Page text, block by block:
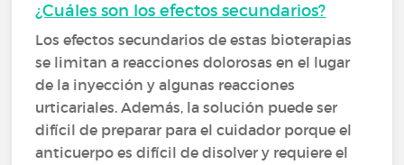
¿Cuáles son los efectos secundarios?
Los efectos secundarios de estas bioterapias
se limitan a reacciones dolorosas en el lugar
de la inyección y algunas reacciones
urticariales. Además, la solución puede ser
difícil de preparar para el cuidador porque el
anticuerpo es difícil de disolver y requiere el